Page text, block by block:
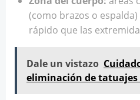
(como brazos o
rápido que las
Dale un vistazo
eliminación de tatuajes